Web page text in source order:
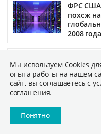
ФРС
похож
2008 года
Мы используем Сookies
опыта работы на нашем
сайт, вы соглашаетесь с
соглашения.
Понятно